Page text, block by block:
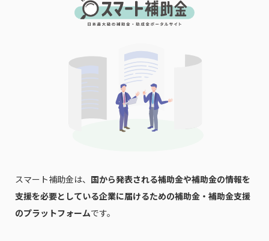
スマート補助金は、 国から発表される補助金や補助金の情報を
支援を必要としている企業に届けるための補助金・補助金支援
のプラットフォームです。